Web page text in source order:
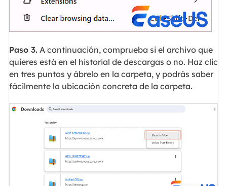
Paso 3.A continuación, comprueba si el archivo que
quieres está en el historial de descargas o no. Haz clic
en tres puntos y ábrelo en la carpeta, y podrás saber
fácilmente la ubicación concreta de la carpeta.